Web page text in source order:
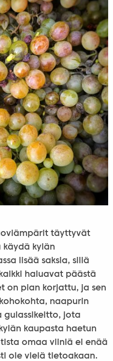
täyttyvät
kylän
lisää saksia, sillä
haluavat päästä
on pian korjattu, ja sen
naapurin
gulassikeitto, jota
kaupasta haetun
omaa viiniä ei enää
ole vielä tietoakaan.